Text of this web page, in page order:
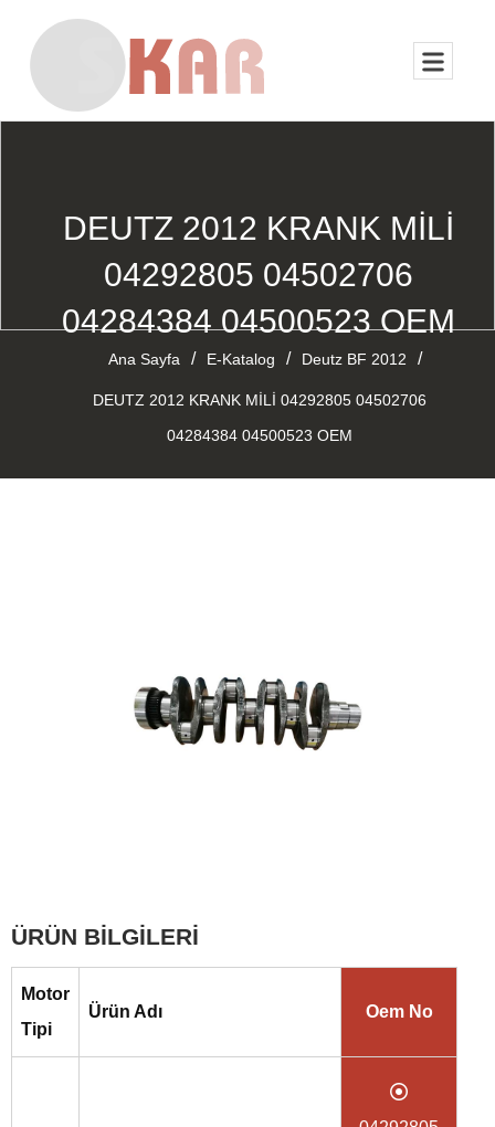
DEUTZ 2012 KRANK MİLİ
04292805 04502706
04284384 04500523 OEM
Ana Sayfa / E-Katalog / Deutz BF 2012 /
DEUTZ 2012 KRANK MİLİ 04292805 04502706
04284384 04500523 OEM
ÜRÜN BİLGİLERİ
Motor
Tipi
Ürün Adı Oem No